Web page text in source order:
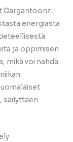
Gargantoonz:
energiasta
ja oppimisen
mikä voi nähdä
säilyttäen